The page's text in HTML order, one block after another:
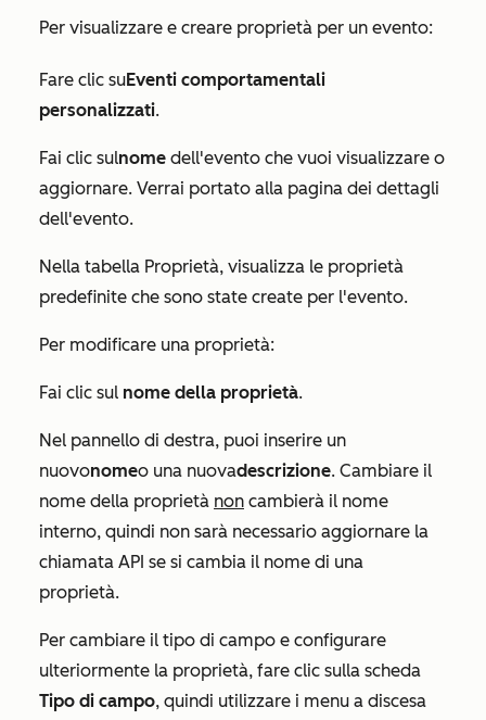
Per visualizzare e creare proprietà per un evento:
Fare clic suEventi comportamentali
personalizzati.
Fai clic sulnome dell'evento che vuoi visualizzare o
aggiornare. Verrai portato alla pagina dei dettagli
dell'evento.
Nella tabella Proprietà, visualizza le proprietà
predefinite che sono state create per l'evento.
Per modificare una proprietà:
Fai clic sul nome della proprietà.
Nel pannello di destra, puoi inserire un
nuovonomeo una nuovadescrizione. Cambiare il
nome della proprietà non cambierà il nome
interno, quindi non sarà necessario aggiornare la
chiamata API se si cambia il nome di una
proprietà.
Per cambiare il tipo di campo e configurare
ulteriormente la proprietà, fare clic sulla scheda
Tipo di campo, quindi utilizzare i menu a discesa